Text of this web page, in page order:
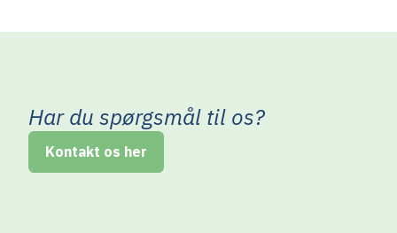
Har du spørgsmål til os?
Kontakt os her